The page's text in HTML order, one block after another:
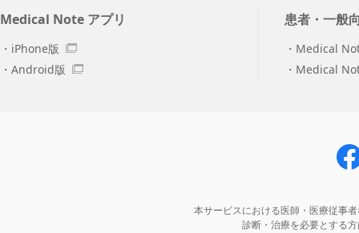
Medical Note アプリ
iPhone版
Android版
患者・一般
Medical
Medical
本サービスにおける医師・医療従事
診断・治療を必要とする